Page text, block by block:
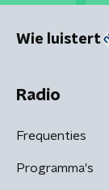
Wie luistert
Radio
Frequenties
Programma's